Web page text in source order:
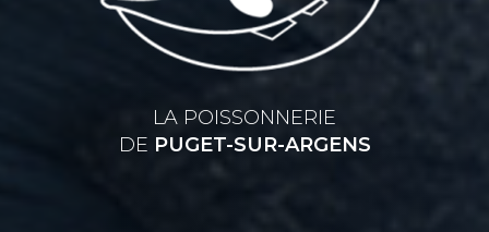
LA POISSONNERIE
DE PUGET-SUR-ARGENS